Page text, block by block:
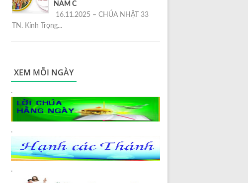
NĂM C
16.11.2025 – CHÚA NHẬT 33
TN. Kính Trọng...
XEM MỖI NGÀY
.
.
.